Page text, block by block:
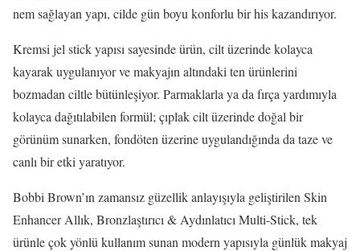
nem sağlayan yapı, cilde gün boyu konforlu bir his kazandırıyor.
Kremsi jel stick yapısı sayesinde ürün, cilt üzerinde kolayca
kayarak uygulanıyor ve makyajın altındaki ten ürünlerini
bozmadan ciltle bütünleşiyor. Parmaklarla ya da fırça yardımıyla
kolayca dağıtılabilen formül; çıplak cilt üzerinde doğal bir
görünüm sunarken, fondöten üzerine uygulandığında da taze ve
canlı bir etki yaratıyor.
Bobbi Brown’ın zamansız güzellik anlayışıyla geliştirilen Skin
Enhancer Allık, Bronzlaştırıcı & Aydınlatıcı Multi-Stick, tek
ürünle çok yönlü kullanım sunan modern yapısıyla günlük makyaj